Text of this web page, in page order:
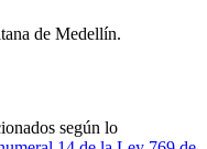
de Medellín.
según lo